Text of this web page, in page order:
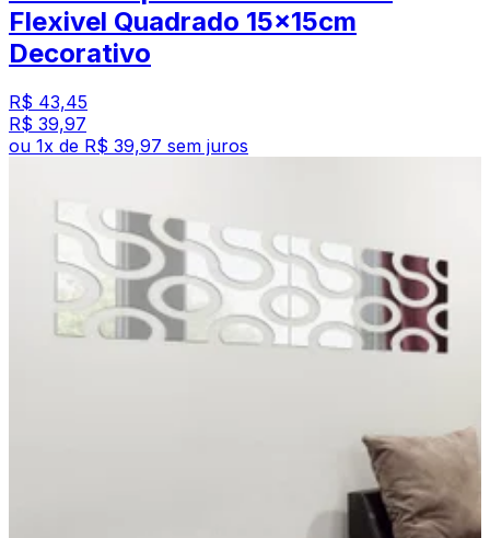
Flexivel Quadrado 15x15cm
Decorativo
R$ 43,45
R$ 39,97
ou 1x de R$ 39,97 sem juros